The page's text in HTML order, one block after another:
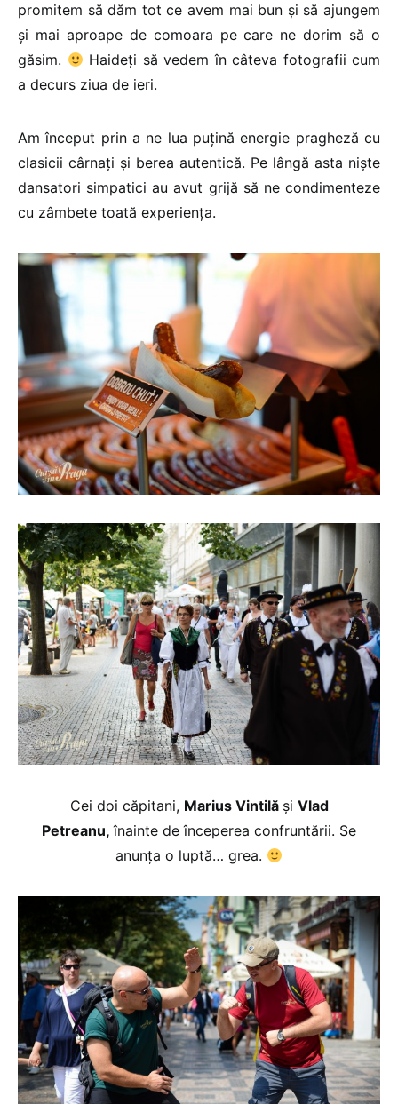
promitem să dăm tot ce avem mai bun și să ajungem
și mai aproape de comoara pe care ne dorim să o
găsim.
Haideți să vedem în câteva fotografii cum
a decurs ziua de ieri.
Am început prin a ne lua puțină energie pragheză cu
clasicii cârnați și berea autentică. Pe lângă asta niște
dansatori simpatici au avut grijă să ne condimenteze
cu zâmbete toată experiența.
Cei doi căpitani, Marius Vintilă și Vlad
Petreanu,înainte de începerea confruntării. Se
anunța o luptă… grea.